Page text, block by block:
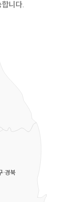
니다.
·경북